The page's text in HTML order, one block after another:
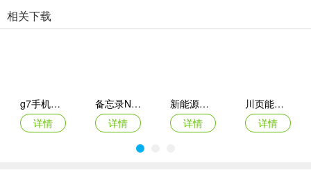
相关下载
g7手机管车app
详情
备忘录Note(多功能记事APP)
详情
新能源充电桩查询(充电桩查询应用)
详情
川页能源(电池管理应用)
详情